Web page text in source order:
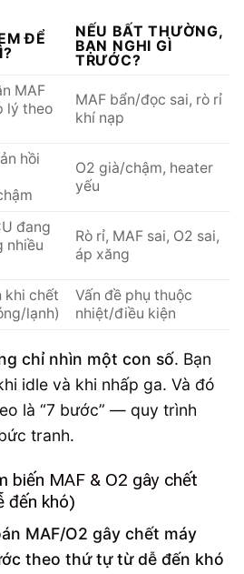
ĐỂ
NẾU BẤT THƯỜNG,
BẠN NGHI GÌ
TRƯỚC?
MAF
lý theo
MAF bẩn/đọc sai, rò rỉ
khí nạp
hồi
O2 già/chậm, heater
yếu
đang
nhiều
Rò rỉ, MAF sai, O2 sai,
áp xăng
khi chết
lạnh)
Vấn đề phụ thuộc
nhiệt/điều kiện
chỉ nhìn một con số. Bạn
idle và khi nhấp ga. Và đó
là “7 bước” — quy trình
tranh.
biến MAF & O2 gây chết
đến khó)
MAF/O2 gây chết máy
theo thứ tự từ dễ đến khó